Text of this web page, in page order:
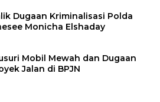
Dugaan Kriminalisasi Polda
Monicha Elshaday
Mobil Mewah dan Dugaan
Jalan di BPJN